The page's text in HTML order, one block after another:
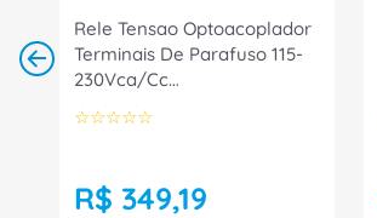
Rele Tensao Optoacoplador
Terminais De Parafuso 115-
230Vca/Cc
1SNA645022R2700 ABB
☆☆☆☆☆
R$ 349,19